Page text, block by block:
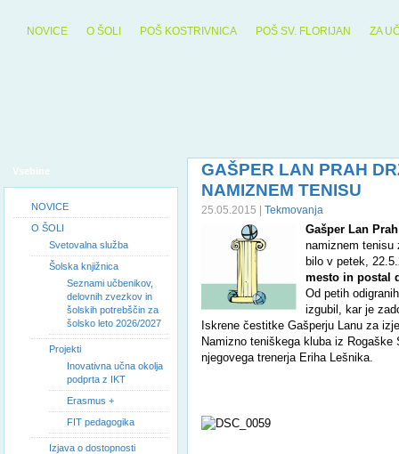
NOVICE O ŠOLI POŠ KOSTRIVNICA POŠ SV. FLORIJAN ZA
Vsebine
NOVICE
O ŠOLI
Svetovalna služba
Šolska knjižnica
Seznami učbenikov,
delovnih zvezkov in
šolskih potrebščin za
šolsko leto 2026/2027
Projekti
Inovativna učna okolja
podprta z IKT
Erasmus +
FIT pedagogika
Izjava o dostopnosti
GAŠPER LAN PRAH
NAMIZNEM TENISU
25.05.2015 | Tekmovanja
Gašper Lan Prah
namiznem tenisu
bilo v petek,
mesto in postal
Od petih
izgubil, kar je
Iskrene čestitke Gašperju Lanu za
Namizno teniškega kluba iz Rogaške
njegovega trenerja Eriha Lešnika.